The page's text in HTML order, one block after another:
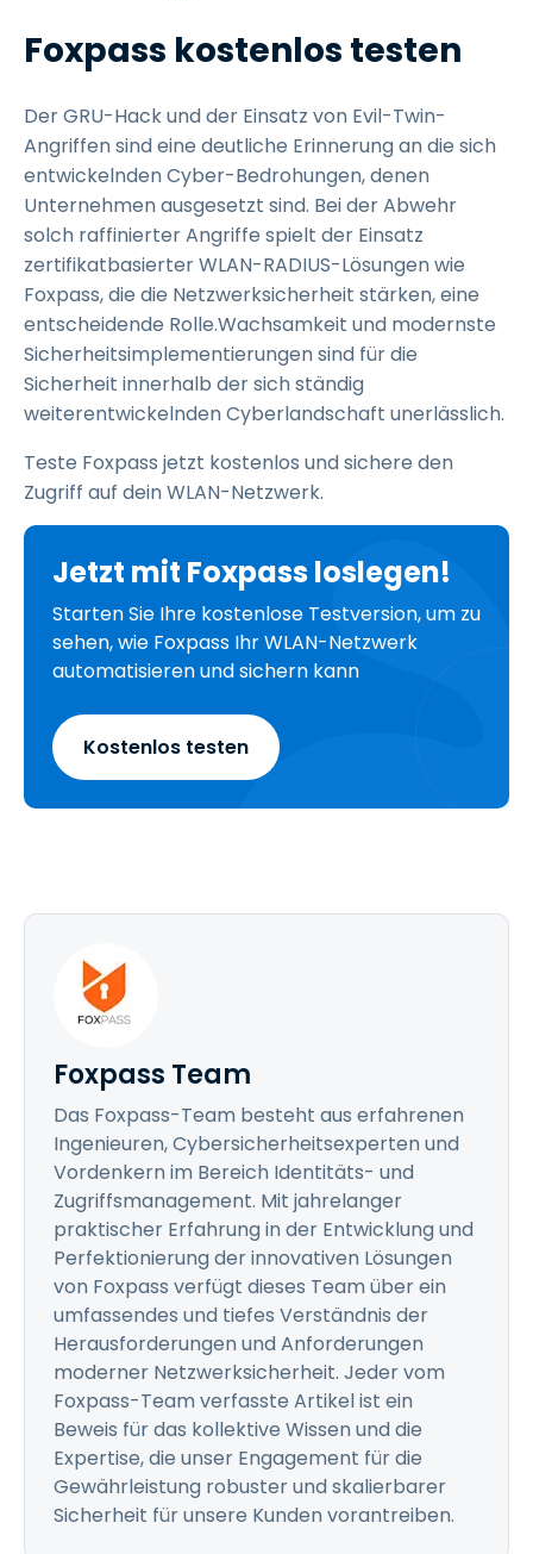
Foxpass kostenlos testen
Der GRU-Hack und der Einsatz von Evil-Twin-
Angriffen sind eine deutliche Erinnerung an die sich
entwickelnden Cyber-Bedrohungen, denen
Unternehmen ausgesetzt sind. Bei der Abwehr
solch raffinierter Angriffe spielt der Einsatz
zertifikatbasierter WLAN-RADIUS-Lösungen wie
Foxpass, die die Netzwerksicherheit stärken, eine
entscheidende Rolle.Wachsamkeit und modernste
Sicherheitsimplementierungen sind für die
Sicherheit innerhalb der sich ständig
weiterentwickelnden Cyberlandschaft unerlässlich.
Teste Foxpass jetzt kostenlos und sichere den
Zugriff auf dein WLAN-Netzwerk.
Jetzt mit Foxpass loslegen!
Starten Sie Ihre kostenlose Testversion, um zu
sehen, wie Foxpass Ihr WLAN-Netzwerk
automatisieren und sichern kann
Kostenlos testen
Foxpass Team
Das Foxpass-Team besteht aus erfahrenen
Ingenieuren, Cybersicherheitsexperten und
Vordenkern im Bereich Identitäts- und
Zugriffsmanagement. Mit jahrelanger
praktischer Erfahrung in der Entwicklung und
Perfektionierung der innovativen Lösungen
von Foxpass verfügt dieses Team über ein
umfassendes und tiefes Verständnis der
Herausforderungen und Anforderungen
moderner Netzwerksicherheit. Jeder vom
Foxpass-Team verfasste Artikel ist ein
Beweis für das kollektive Wissen und die
Expertise, die unser Engagement für die
Gewährleistung robuster und skalierbarer
Sicherheit für unsere Kunden vorantreiben.